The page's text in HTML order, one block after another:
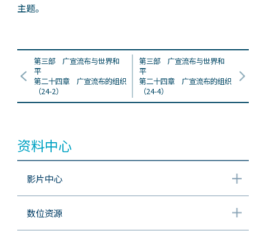
主题。
第三部 广宣流布与世界和
平
第二十四章 广宣流布的组织
（24-2）
第三部 广宣流布与世界和
平
第二十四章 广宣流布的组织
（24-4）
资料中心
影片中心
数位资源